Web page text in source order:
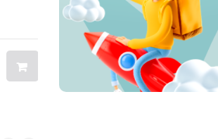
BRAND: ALPINESTARS
$ 40.27